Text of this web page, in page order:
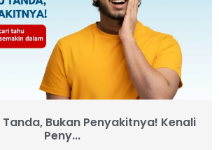
Bukan Penyakitnya! Kenali
Peny...